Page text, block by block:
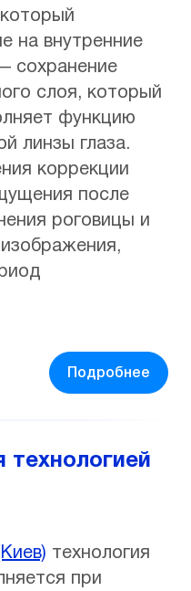
на внутренние
сохранение
слоя, который
функцию
линзы глаза.
коррекции
после
роговицы и
Подробнее
технологией
технология
при